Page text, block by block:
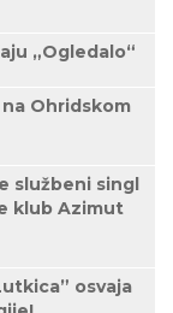
„Ogledalo“
Ohridskom
službeni singl
klub Azimut
osvaja